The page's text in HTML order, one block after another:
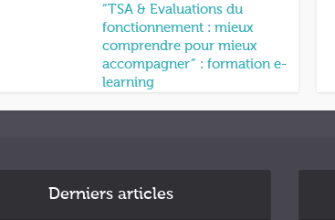
“TSA & Evaluations du
fonctionnement : mieux
comprendre pour mieux
accompagner” : formation e-
learning
Derniers articles